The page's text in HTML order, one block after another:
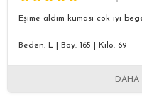
Eşime aldim kumasi cok iyi
Beden: L Boy: 165 Kilo: 69
DAHA